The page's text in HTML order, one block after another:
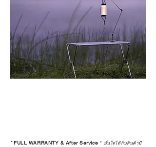
*FULL WARRANTY & After Service * มั่นใจได้กับสินค้ามี